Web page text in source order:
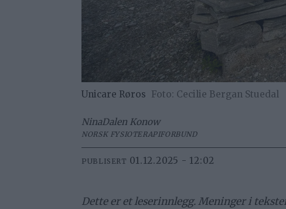
Unicare Røros Cecilie Bergan Stuedal
NinaDalen Konow
NORSK FYSIOTERAPIFORBUND
PUBLISERT 01.12.2025 - 12:02
Dette er et leserinnlegg. Meninger i